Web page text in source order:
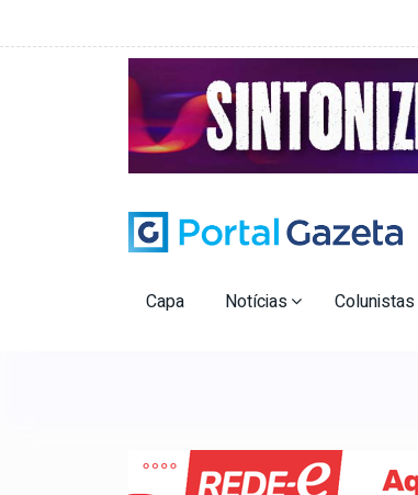
Capa Notícias Colunistas